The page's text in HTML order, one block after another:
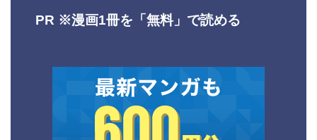
PR ※漫画1冊を「無料」で読める